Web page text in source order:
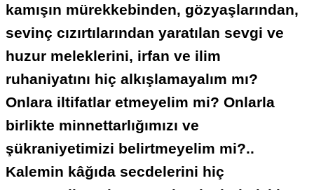
kamışın mürekkebinden, gözyaşlarından,
sevinç cızırtılarından yaratılan sevgi ve
huzur meleklerini, irfan ve ilim
ruhaniyatını hiç alkışlamayalım mı?
Onlara iltifatlar etmeyelim mi? Onlarla
birlikte minnettarlığımızı ve
şükraniyetimizi belirtmeyelim mi?..
Kalemin kâğıda secdelerini hiç